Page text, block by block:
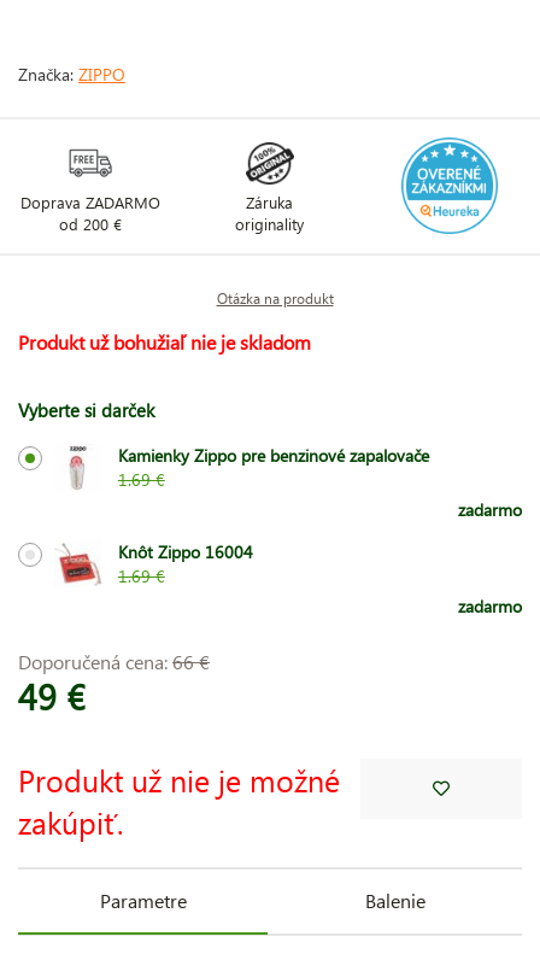
Značka: ZIPPO
Doprava ZADARMO
od 200 €
Záruka
originality
Otázka na produkt
Produkt už bohužiaľ nie je skladom
Vyberte si darček
Kamienky Zippo pre benzinové zapalovače
1.69 €
zadarmo
Knôt Zippo 16004
1.69 €
zadarmo
Doporučená cena:66 €
49 €
Produkt už nie je možné
zakúpiť.
Parametre Balenie